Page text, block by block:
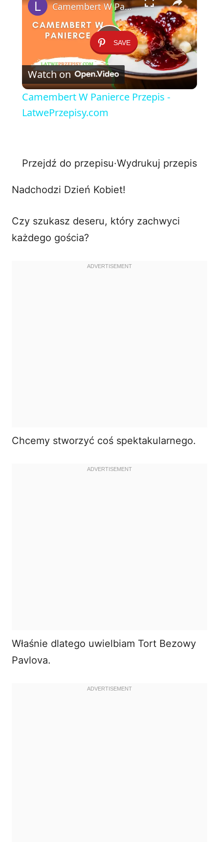
SAVE
P
l
V
e
Camembert W Panierce Przepis - LatwePrzepisy.com
Watch on
Camembert W Panierce Przepis -
LatwePrzepisy.com
Przejdź do przepisu·Wydrukuj przepis
Nadchodzi Dzień Kobiet!
Czy szukasz deseru, który zachwyci
każdego gościa?
Chcemy stworzyć coś spektakularnego.
Właśnie dlatego uwielbiam Tort Bezowy
Pavlova.